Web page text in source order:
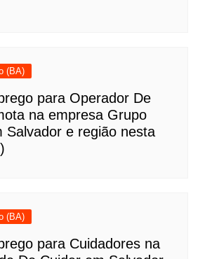
(BA)
para Operador De
na empresa Grupo
Salvador e região nesta
(BA)
para Cuidadores na